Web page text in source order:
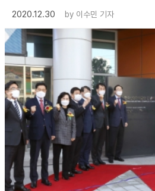
2020.12.30
by 이수민 기자